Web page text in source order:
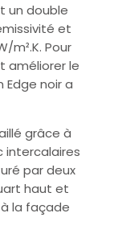
un double
et
m².K. Pour
améliorer le
Edge noir a
grâce à
intercalaires
par deux
haut et
la façade